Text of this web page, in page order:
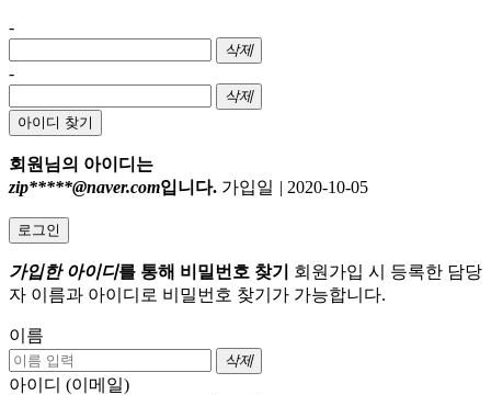
-
삭제
-
삭제
아이디 찾기
회원님의 아이디는
zip*****@naver.com입니다. 가입일 | 2020-10-05
로그인
가입한 아이디를 통해 비밀번호 찾기
회원가입 시 등록한 담당
자 이름과 아이디로 비밀번호 찾기가 가능합니다.
이름
삭제
아이디 (이메일)